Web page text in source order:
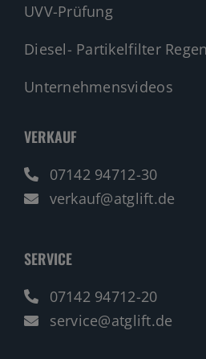
UVV-Prüfung
Diesel- Partikelfilter
Unternehmensvideos
VERKAUF
07142 94712-30
verkauf@atglift.de
SERVICE
07142 94712-20
service@atglift.de